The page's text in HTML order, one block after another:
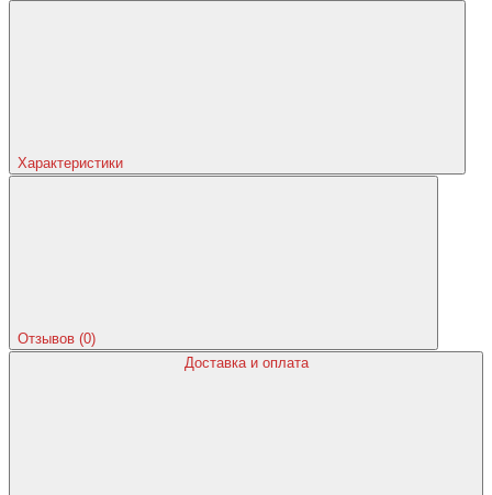
Характеристики
Отзывов (0)
Доставка и оплата